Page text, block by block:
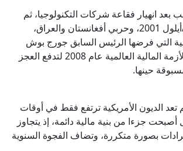
بعد انهيار فقاعة شركات التكنولوجيا، ثم
هجمات 11 سبتمبر/أيلول 2001، وحربي أفغانستان والعراق،
التي فرضها الرئيس السابق جورج بوش
الابن، قبل أن تأتي الأزمة المالية العالمية عام 2008 لتدفع العجز
حينها.
الديون الأمريكية ترتفع فقط في أوقات
أصبحت جزءا من بنية مالية دائمة، إذ يتجاوز
بصورة متكررة، وتضاف الفجوة السنوية